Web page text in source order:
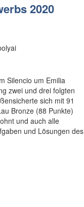
2020
Silencio um Emilia
zwei und drei folgten
sich mit 91
Bronze (88 Punkte)
und auch alle
und Lösungen des